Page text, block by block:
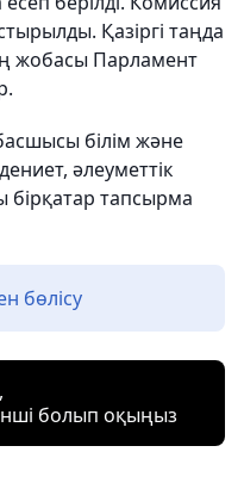
Қазіргі таңда
жобасы Парламент
білім және
әлеуметтік
бірқатар тапсырма
бөлісу
болып оқыңыз